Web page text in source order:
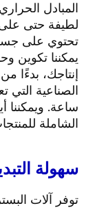
المبادل
لطيفة حتى على
تحتوي على
يمكننا تكوين
إنتاجك، بدءًا
ساعة. ويمكننا
الشاملة
سهولة